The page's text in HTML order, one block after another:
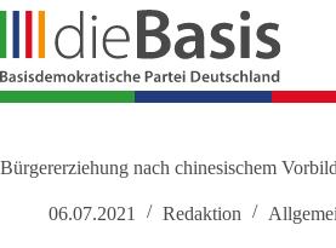
Zum
springen
Bürgererziehung nach chinesischem
06.07.2021 Redaktion